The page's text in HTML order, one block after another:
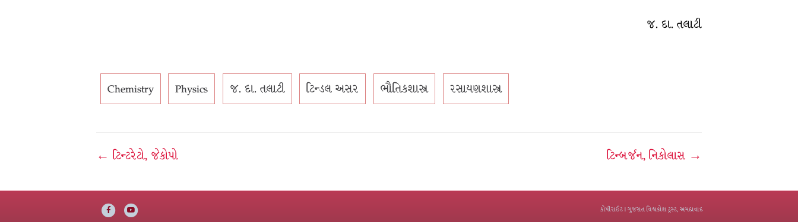
જ. દા. તલાટી
Chemistry Physics જ. દા. તલાટી ટિન્ડલ અસર ભૌતિકશાસ્ત્ર રસાયણશાસ્ત્ર
Post
← ટિન્ટરેટો, જેકોપો ટિન્બર્જન, નિકોલાસ →
Facebook Youtube કોપીરાઈટ | ગુજરાત વિશ્વકોશ ટ્રસ્ટ, અમદાવાદ